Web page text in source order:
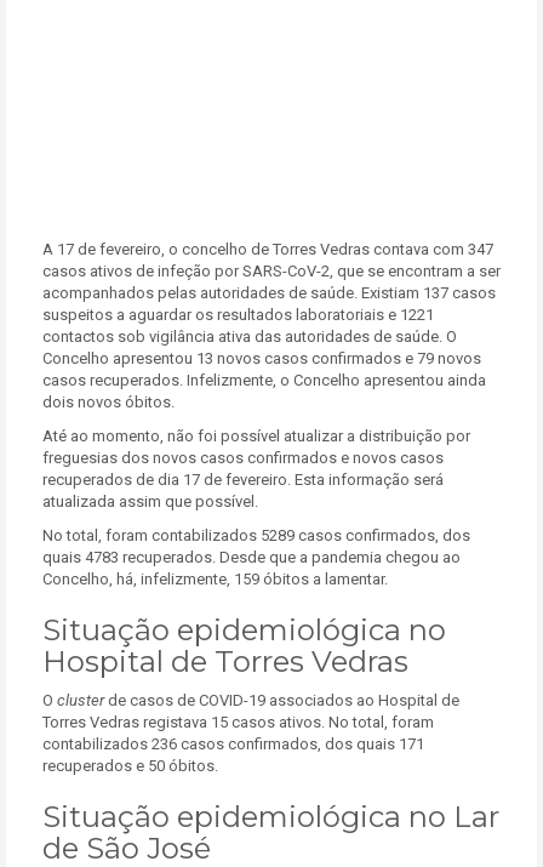
A 17 de fevereiro, o concelho de Torres Vedras contava com 347
casos ativos de infeção por SARS-CoV-2, que se encontram a ser
acompanhados pelas autoridades de saúde. Existiam 137 casos
suspeitos a aguardar os resultados laboratoriais e 1221
contactos sob vigilância ativa das autoridades de saúde. O
Concelho apresentou 13 novos casos confirmados e 79 novos
casos recuperados. Infelizmente, o Concelho apresentou ainda
dois novos óbitos.
Até ao momento, não foi possível atualizar a distribuição por
freguesias dos novos casos confirmados e novos casos
recuperados de dia 17 de fevereiro. Esta informação será
atualizada assim que possível.
No total, foram contabilizados 5289 casos confirmados, dos
quais 4783 recuperados. Desde que a pandemia chegou ao
Concelho, há, infelizmente, 159 óbitos a lamentar.
Situação epidemiológica no
Hospital de Torres Vedras
O clusterde casos de COVID-19 associados ao Hospital de
Torres Vedras registava 15 casos ativos. No total, foram
contabilizados 236 casos confirmados, dos quais 171
recuperados e 50 óbitos.
Situação epidemiológica no Lar
de São José